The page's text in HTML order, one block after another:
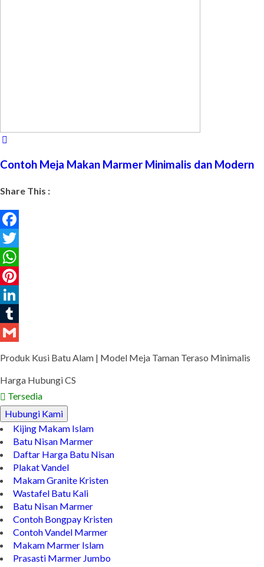
Contoh Meja Makan Marmer Minimalis dan Modern
Share This :
Facebook
Twitter
WhatsApp
Pinterest
LinkedIn
Tumblr
Produk Kusi Batu Alam | Model Meja Taman Teraso Minimalis
Harga Hubungi CS
Tersedia
Hubungi Kami
Kijing Makam Islam
Batu Nisan Marmer
Daftar Harga Batu Nisan
Plakat Vandel
Makam Granite Kristen
Wastafel Batu Kali
Batu Nisan Marmer
Contoh Bongpay Kristen
Contoh Vandel Marmer
Makam Marmer Islam